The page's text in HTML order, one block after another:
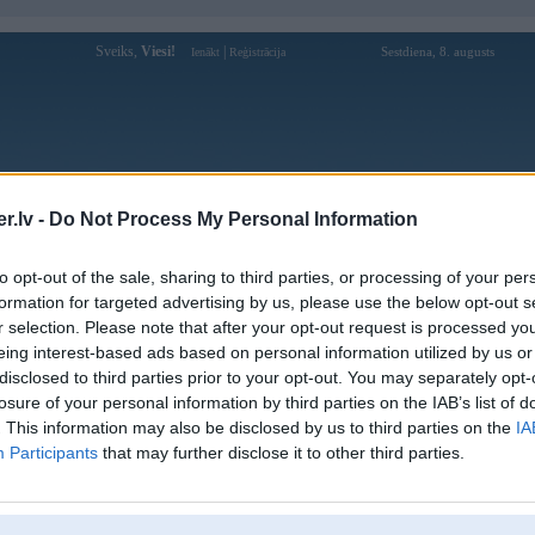
- Do Not Process My Personal Information
opt-out of the sale, sharing to third parties, or processing of your
for targeted advertising by us, please use the below opt-out
selection. Please note that after your opt-out request is processed
interest-based ads based on personal information utilized by us
to third parties prior to your opt-out. You may separately
of your personal information by third parties on the IAB’s list of
This information may also be disclosed by us to third parties on the
Participants that may further disclose it to other third parties.
Sveiks, Viesi! Ienākt Reģistrācija Sestdiena, 8. augusts
Forums Galerijas Reģistrācija Lietotāji
Lietotāja nhacaibet889 profils
Lietotājvārds:
nhacaibet889
Ziņojumi forumā:
0
Pēdējie ziņojumi forumā